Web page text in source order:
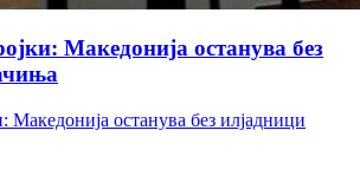
Македонија останува без
Македонија останува без илјадници